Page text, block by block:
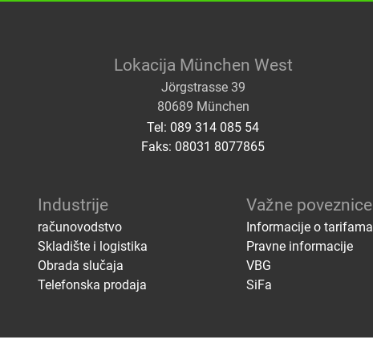
Lokacija München West
Jörgstrasse 39
80689 München
Tel: 089 314 085 54
Faks: 08031 8077865
Industrije
računovodstvo
Skladište i logistika
Obrada slučaja
Telefonska prodaja
Važne poveznice
Informacije o tarifama
Pravne informacije
VBG
SiFa